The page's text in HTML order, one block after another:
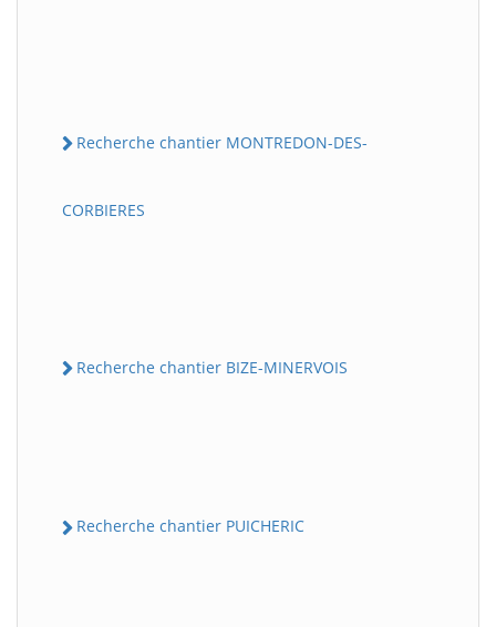
Recherche chantier MONTREDON-DES-
CORBIERES
Recherche chantier BIZE-MINERVOIS
Recherche chantier PUICHERIC